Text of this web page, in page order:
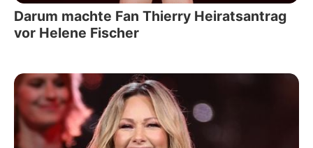
Darum machte Fan Thierry Heiratsantrag
vor Helene Fischer